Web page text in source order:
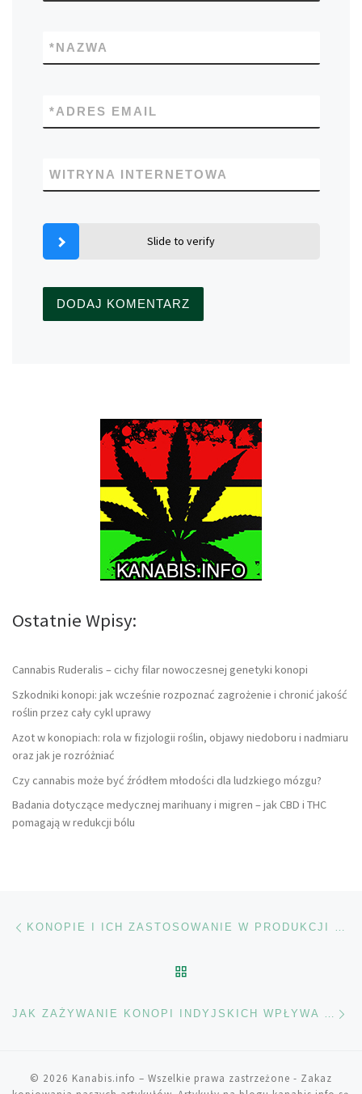
NAZWA
*
ADRES EMAIL
*
WITRYNA INTERNETOWA
Slide to verify
Ostatnie Wpisy:
Cannabis Ruderalis – cichy filar nowoczesnej genetyki konopi
Szkodniki konopi: jak wcześnie rozpoznać zagrożenie i chronić jakość
roślin przez cały cykl uprawy
Azot w konopiach: rola w fizjologii roślin, objawy niedoboru i nadmiaru
oraz jak je rozróżniać
Czy cannabis może być źródłem młodości dla ludzkiego mózgu?
Badania dotyczące medycznej marihuany i migren – jak CBD i THC
pomagają w redukcji bólu
Nawigacja wpisu KONOPIE I ICH ZASTOSOWANIE W PRODUKCJI BIO-PLASTIKU
JAK ZAŻYWANIE KONOPI INDYJSKICH WPŁYWA NA PRZEBIEG KORONAWIRUSA?
© 2026 Kanabis.info – Wszelkie prawa zastrzeżone - Zakaz